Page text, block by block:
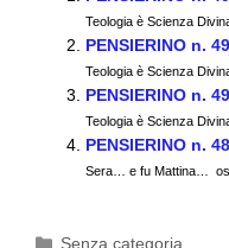
e
b
o
o
k
er
Teologia è Scienza
PENSIERINO n.
Teologia è Scienza
PENSIERINO n.
Teologia è Scienza
PENSIERINO n.
Sera… e fu Mattina…
Categorie
Senza categoria